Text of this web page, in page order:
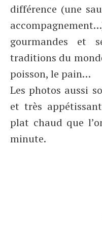
différence (une
gourmandes et
traditions du
poisson, le pain…
Les photos aussi
et très
plat chaud que
minute.